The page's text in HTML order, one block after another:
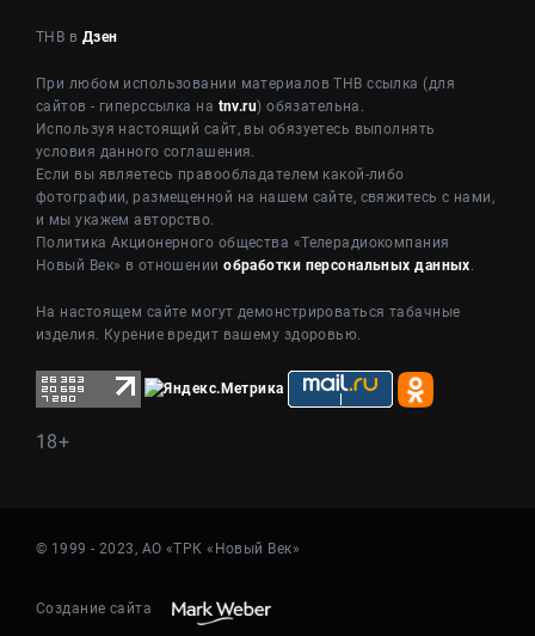
ТНВ в Дзен
При любом использовании материалов ТНВ ссылка (для
сайтов - гиперссылка на tnv.ru) обязательна.
Используя настоящий сайт, вы обязуетесь выполнять
условия данного соглашения.
Если вы являетесь правообладателем какой-либо
фотографии, размещенной на нашем сайте, свяжитесь с нами,
и мы укажем авторство.
Политика Акционерного общества «Телерадиокомпания
Новый Век» в отношенииобработки персональных данных.
На настоящем сайте могут демонстрироваться табачные
изделия. Курение вредит вашему здоровью.
18+
© 1999 - 2023, АО «ТРК «Новый Век»
Создание сайта